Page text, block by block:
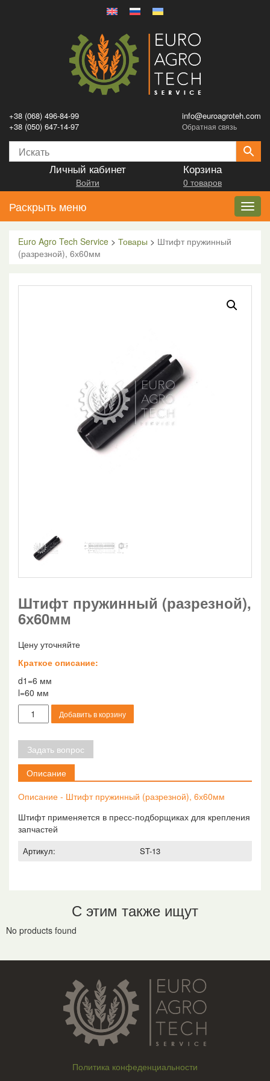
+38 (068) 496-84-99
+38 (050) 647-14-97
info@euroagroteh.com
Обратная связь
Личный кабинет
Войти
Корзина
0 товаров
Раскрыть меню
Euro Agro Tech Service > Товары > Штифт пружинный
(разрезной), 6х60мм
Штифт пружинный (разрезной),
6х60мм
Цену уточняйте
Краткое описание:
d1=6 мм
l=60 мм
Количество
товара
пружинный
(разрезной),
6х60мм
Добавить в корзину
Задать вопрос
Описание
Описание - Штифт пружинный (разрезной), 6х60мм
Штифт применяется в пресс-подборщиках для крепления
запчастей
Артикул: ST-13
С этим также ищут
No products found
Политика конфеденциальности